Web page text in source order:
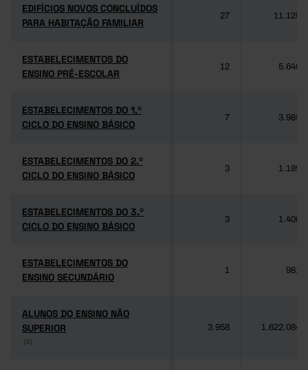
EDIFÍCIOS NOVOS CONCLUÍDOS
PARA HABITAÇÃO FAMILIAR
EDIFÍCIOS NOVOS CONCLUÍDOS
PARA HABITAÇÃO FAMILIAR
27 11.125
ESTABELECIMENTOS DO
ENSINO PRÉ-ESCOLAR
ESTABELECIMENTOS DO
ENSINO PRÉ-ESCOLAR
12 5.640
ESTABELECIMENTOS DO 1.º
CICLO DO ENSINO BÁSICO
ESTABELECIMENTOS DO 1.º
CICLO DO ENSINO BÁSICO
7 3.985
ESTABELECIMENTOS DO 2.º
CICLO DO ENSINO BÁSICO
ESTABELECIMENTOS DO 2.º
CICLO DO ENSINO BÁSICO
3 1.189
ESTABELECIMENTOS DO 3.º
CICLO DO ENSINO BÁSICO
ESTABELECIMENTOS DO 3.º
CICLO DO ENSINO BÁSICO
3 1.406
ESTABELECIMENTOS DO
ENSINO SECUNDÁRIO
ESTABELECIMENTOS DO
ENSINO SECUNDÁRIO
1 981
ALUNOS DO ENSINO NÃO
SUPERIOR
(1)
ALUNOS DO ENSINO NÃO
SUPERIOR
(1)
3.958 1.622.084